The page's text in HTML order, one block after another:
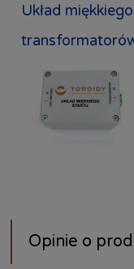
Układ
Opinie o